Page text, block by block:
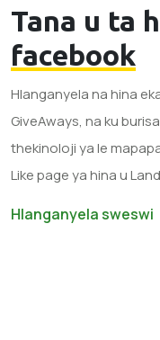
Tana u ta
facebook
Hlanganyela na hina
GiveAways, na ku
thekinoloji ya le
Like page ya hina u
Hlanganyela sweswi